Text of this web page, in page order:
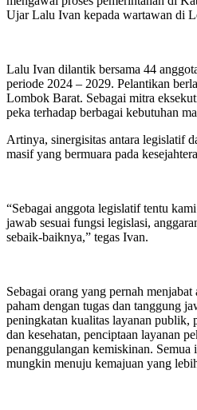
Ujar Lalu Ivan kepada wartawan di
Lalu Ivan dilantik bersama 44
periode 2024 – 2029. Pelantikan
Lombok Barat. Sebagai mitra
peka terhadap berbagai kebutuhan
Artinya, sinergisitas antara legislatif
masif yang bermuara pada
“Sebagai anggota legislatif tentu
jawab sesuai fungsi legislasi,
sebaik-baiknya,” tegas Ivan.
Sebagai orang yang pernah
paham dengan tugas dan tanggung
peningkatan kualitas layanan publik,
dan kesehatan, penciptaan layanan
penanggulangan kemiskinan.
mungkin menuju kemajuan yang